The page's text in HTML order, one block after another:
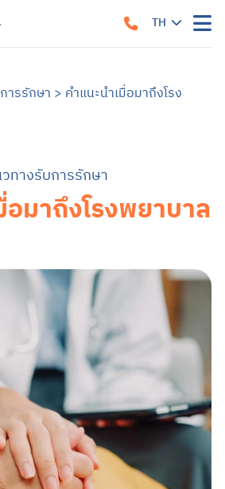
TH
นอก
ร้าครบวงจร
ใน
า
ต
นัดหมายแพทย์
ารรักษา > คำแนะนำเมื่อมาถึงโรง
ทางรับการรักษา
อมาถึงโรงพยาบาล